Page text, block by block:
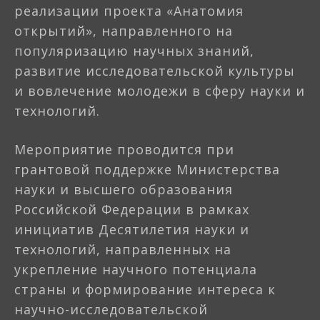
реализации проекта «Анатомия
открытий», направленного на
популяризацию научных знаний,
развитие исследовательской культуры
и вовлечение молодежи в сферу науки и
технологий.
Мероприятие проводится при
грантовой поддержке Министерства
науки и высшего образования
Российской Федерации в рамках
инициатив Десятилетия науки и
технологий, направленных на
укрепление научного потенциала
страны и формирование интереса к
научно-исследовательской